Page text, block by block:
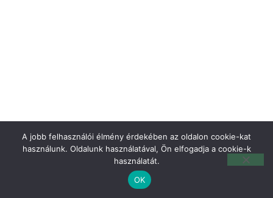
A jobb felhasználói élmény érdekében az oldalon cookie-kat
használunk. Oldalunk használatával, Ön elfogadja a cookie-k
használatát.
OK